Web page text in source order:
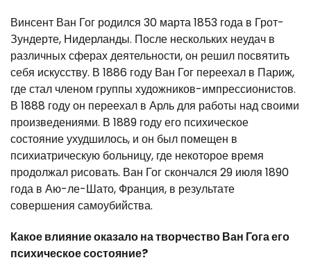
Винсент Ван Гог родился 30 марта 1853 года в Грот-
Зундерте, Нидерланды. После нескольких неудач в
различных сферах деятельности, он решил посвятить
себя искусству. В 1886 году Ван Гог переехал в Париж,
где стал членом группы художников-импрессионистов.
В 1888 году он переехал в Арль для работы над своими
произведениями. В 1889 году его психическое
состояние ухудшилось, и он был помещен в
психиатрическую больницу, где некоторое время
продолжал рисовать. Ван Гог скончался 29 июля 1890
года в Аю-ле-Шато, Франция, в результате
совершения самоубийства.
Какое влияние оказало на творчество Ван Гога его
психическое состояние?